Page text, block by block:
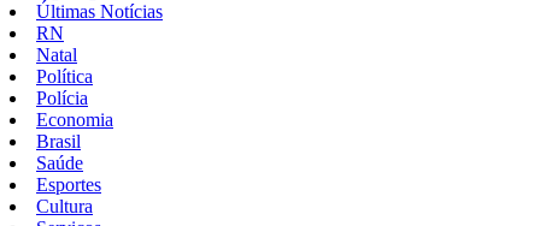
Últimas Notícias
RN
Natal
Política
Polícia
Economia
Brasil
Saúde
Esportes
Cultura